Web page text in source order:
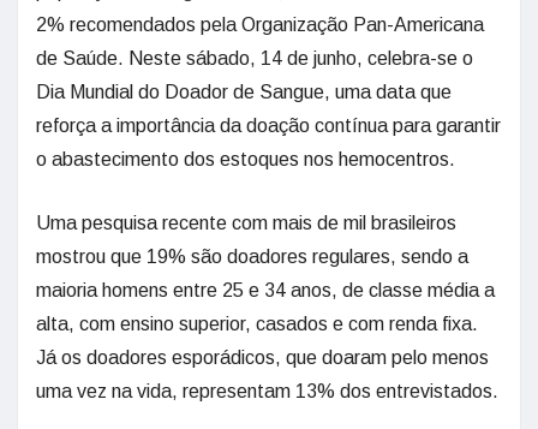
2% recomendados pela Organização Pan-Americana
de Saúde. Neste sábado, 14 de junho, celebra-se o
Dia Mundial do Doador de Sangue, uma data que
reforça a importância da doação contínua para garantir
o abastecimento dos estoques nos hemocentros.
Uma pesquisa recente com mais de mil brasileiros
mostrou que 19% são doadores regulares, sendo a
maioria homens entre 25 e 34 anos, de classe média a
alta, com ensino superior, casados e com renda fixa.
Já os doadores esporádicos, que doaram pelo menos
uma vez na vida, representam 13% dos entrevistados.